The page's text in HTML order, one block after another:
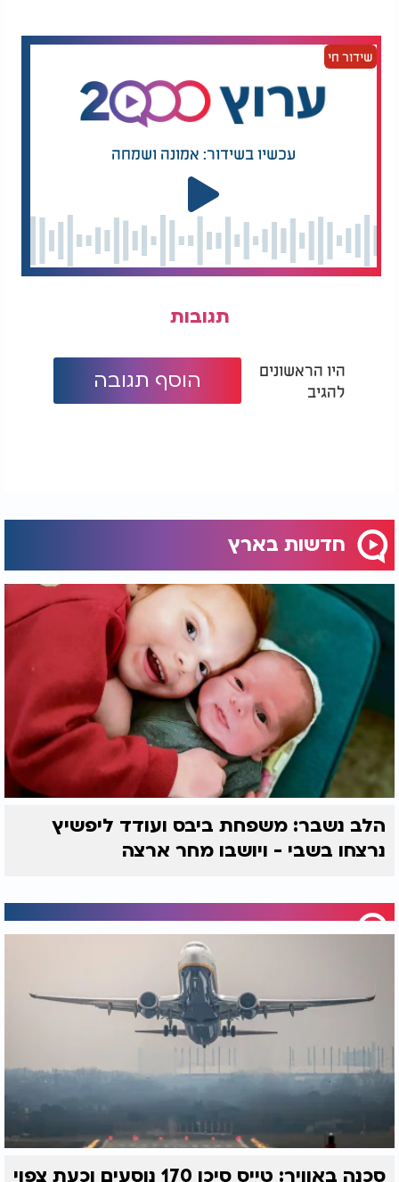
שידור חי
עכשיו בשידור: אמונה ושמחה
תגובות
היו הראשונים
להגיב
הוסף תגובה
חדשות בארץ
הלב נשבר: משפחת ביבס ועודד ליפשיץ
נרצחו בשבי - ויושבו מחר ארצה
סכנה באוויר: טייס סיכן 170 נוסעים וכעת צפוי